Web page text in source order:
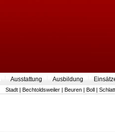
Ausstattung Ausbildung
Stadt | Bechtoldsweiler | Beuren | Boll | Schlatt